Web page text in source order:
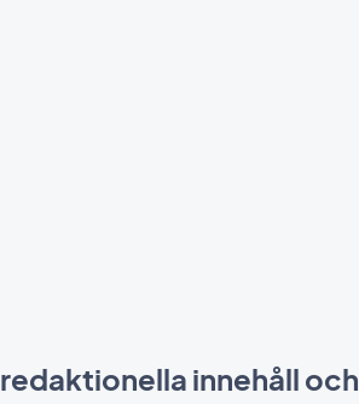
innehåll och